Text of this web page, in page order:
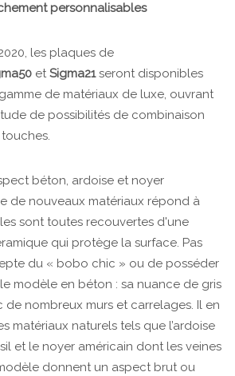
personnalisables
les plaques de
etSigma21seront disponibles
de matériaux de luxe, ouvrant
de possibilités de combinaison
béton, ardoise et noyer
de nouveaux matériaux répond à
sont toutes recouvertes d'une
qui protège la surface. Pas
du « bobo chic » ou de posséder
modèle en béton : sa nuance de gris
de nombreux murs et carrelages. Il en
matériaux naturels tels que l’ardoise
et le noyer américain dont les veines
donnent un aspect brut ou